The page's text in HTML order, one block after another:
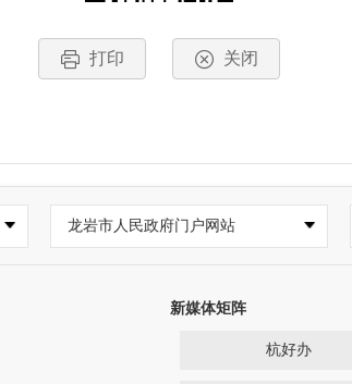
打印 关闭
龙岩市人民政府门户网站
新媒体矩阵
杭好办